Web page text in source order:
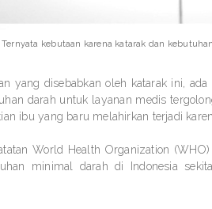
Ternyata kebutaan karena katarak dan
yang disebabkan oleh katarak ini,
darah untuk layanan medis
ibu yang baru melahirkan terjadi
World Health Organization
minimal darah di Indonesia